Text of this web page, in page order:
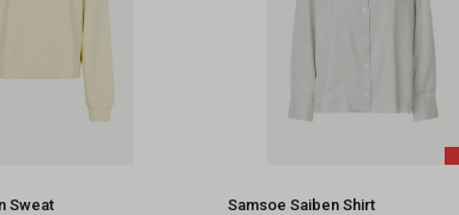
Sweat Samsoe Saiben Shirt